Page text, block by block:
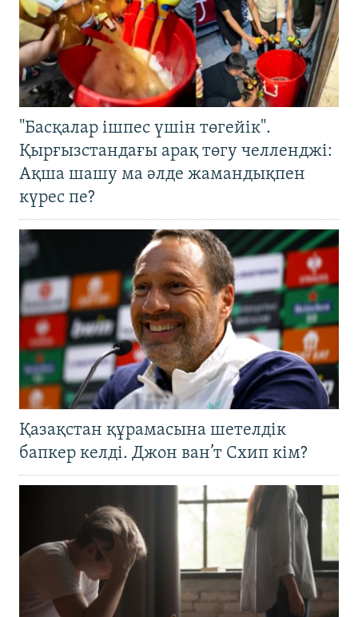
"Басқалар ішпес үшін төгейік".
Қырғызстандағы арақ төгу челленджі:
Ақша шашу ма әлде жамандықпен
күрес пе?
Қазақстан құрамасына шетелдік
бапкер келді. Джон ван’т Схип кім?